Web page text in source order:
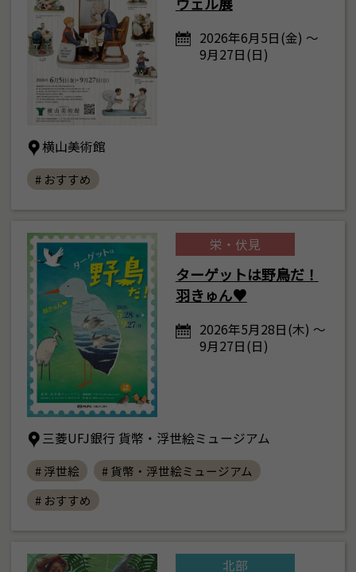
2026年6月5日(金) ～
9月27日(日)
横山美術館
# おすすめ
栄・伏見
ターゲットは野鳥だ！
羽きゅん♥
2026年5月28日(木) ～
9月27日(日)
三菱UFJ銀行 貨幣・浮世絵ミュージアム
# 浮世絵
# 貨幣・浮世絵ミュージアム
# おすすめ
北部